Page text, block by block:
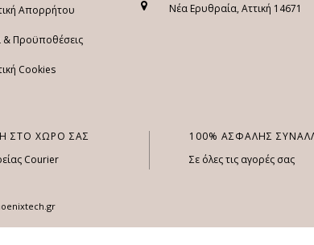
Απορρήτου
& Προϋποθέσεις
Cookies
Νέα Ερυθραία, Αττική 14671
ΣΤΟ ΧΩΡΟ ΣΑΣ
Courier
100% ΑΣΦΑΛΗΣ
Σε όλες τις αγορές σας